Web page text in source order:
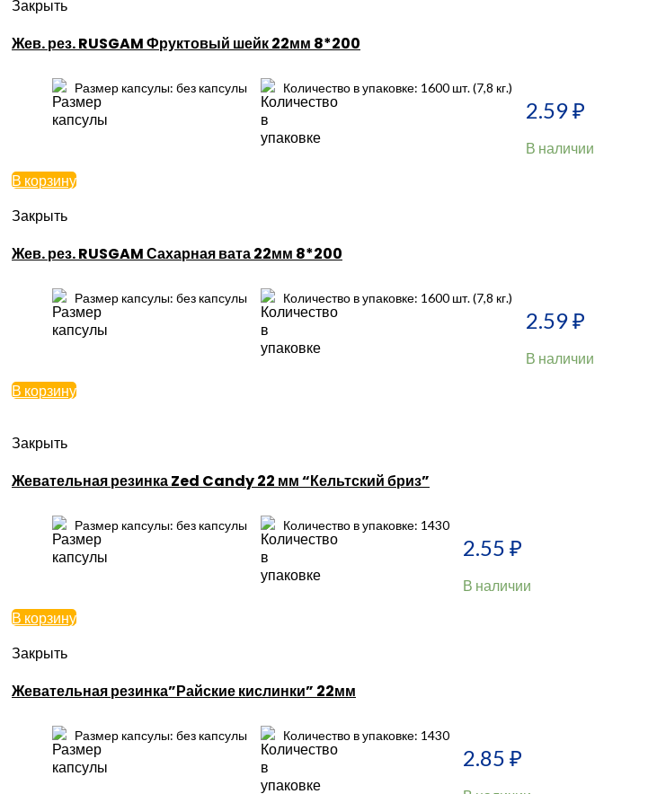
Закрыть
Жев. рез. RUSGAM Фруктовый шейк 22мм 8*200
Размер капсулы: без капсулы Количество в упаковке: 1600 шт. (7,8 кг.)
2.59₽
В наличии
В корзину
Закрыть
Жев. рез. RUSGAM Сахарная вата 22мм 8*200
Размер капсулы: без капсулы Количество в упаковке: 1600 шт. (7,8 кг.)
2.59₽
В наличии
В корзину
Закрыть
Жевательная резинка Zed Candy 22 мм “Кельтский бриз”
Размер капсулы: без капсулы Количество в упаковке: 1430
2.55 ₽
В наличии
В корзину
Закрыть
Жевательная резинка”Райские кислинки” 22мм
Размер капсулы: без капсулы Количество в упаковке: 1430
2.85 ₽